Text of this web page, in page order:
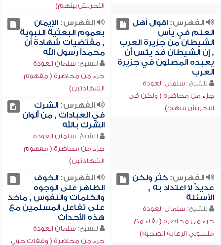
التحريش بينهم)
الفهرس:أقوال أهل
العلم في يأس
الشيطان من جزيرة العرب
, إن الشيطان فد يئس أن
يعبده المصلون في جزيرة
العرب
للشيخ: سلمان العودة
جزء من محاضرة ( ولكن في
التحريش بينهم)
الفهرس:الإيمان
بعموم البعثية النبوية
, مقتضيات شهادة أن
محمداً رسول الله
للشيخ: سلمان العودة
جزء من محاضرة ( مفهوم
الشهادتين)
الفهرس:الشرك
في العبادات , من ألوان
الشرك بالله
للشيخ: سلمان العودة
جزء من محاضرة ( مفهوم
الشهادتين)
الفهرس:كثر ولكن
عديدٌ لا اعتداد به ,
الأسئلة
للشيخ: سلمان العودة
جزء من محاضرة ( لقاء مع
منسوبي الرعاية الصحية)
الفهرس:الخوف
الظاهر على الوجوه
والكلمات والنفوس , مآخذ
على تفاعل المسلمين مع
هذه الأحداث
للشيخ: سلمان العودة
جزء من محاضرة ( وقفات حول